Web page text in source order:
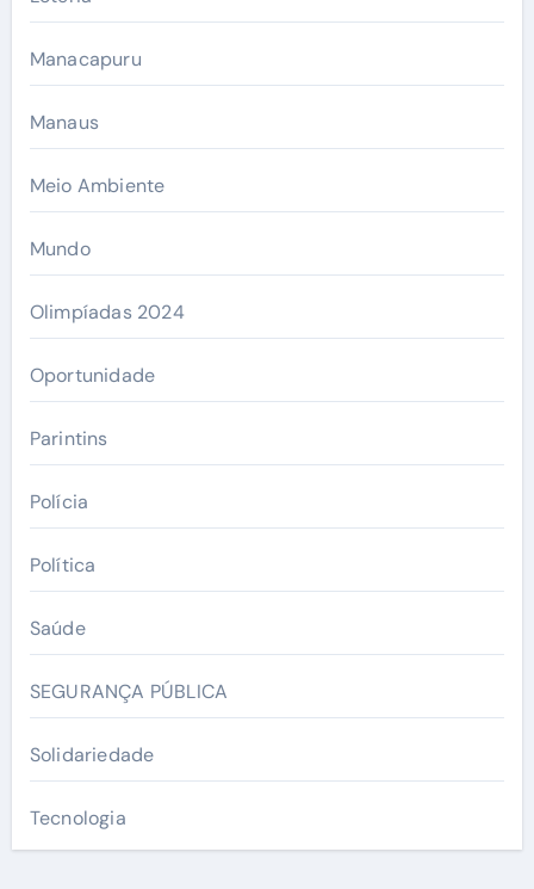
Manacapuru
Manaus
Meio Ambiente
Mundo
Olimpíadas 2024
Oportunidade
Parintins
Polícia
Política
Saúde
SEGURANÇA PÚBLICA
Solidariedade
Tecnologia